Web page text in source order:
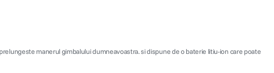
manerul gimbalului dumneavoastra. si dispune de o baterie litiu-ion care poate